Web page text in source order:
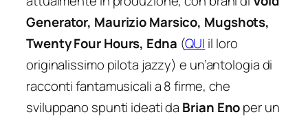
Generator, Maurizio Marsico, Mugshots,
Twenty Four Hours, Edna (QUI il loro
originalissimo pilota jazzy) e un’antologia di
racconti fantamusicali a 8 firme, che
sviluppano spunti ideati da Brian Enoper un